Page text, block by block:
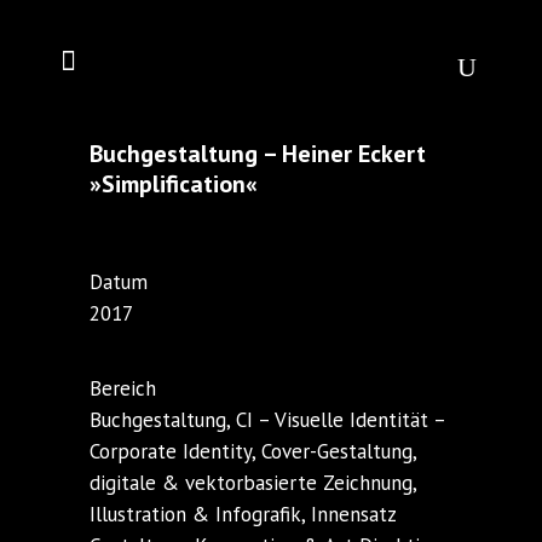
Buchgestaltung – Heiner Eckert
»Simplification«
Datum
2017
Bereich
Buchgestaltung, CI – Visuelle Identität –
Corporate Identity, Cover-Gestaltung,
digitale & vektorbasierte Zeichnung,
Illustration & Infografik, Innensatz